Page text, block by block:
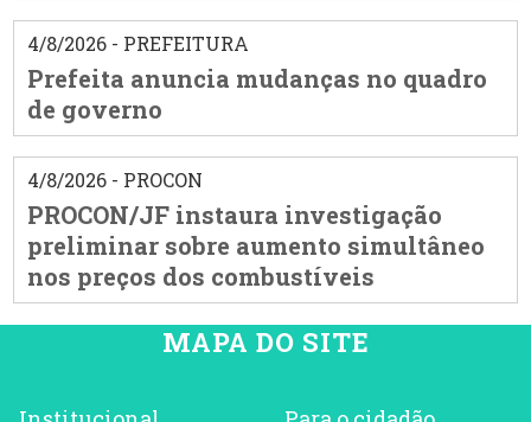
4/8/2026 - PREFEITURA
Prefeita anuncia mudanças no quadro
de governo
4/8/2026 - PROCON
PROCON/JF instaura investigação
preliminar sobre aumento simultâneo
nos preços dos combustíveis
MAPA DO SITE